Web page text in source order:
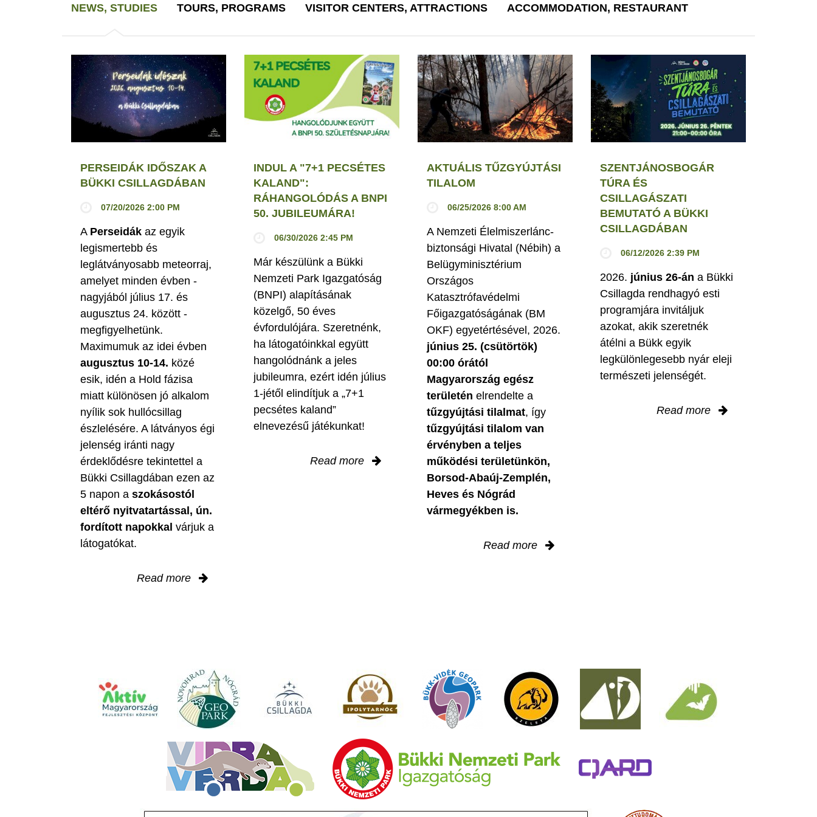
NEWS, STUDIES TOURS, PROGRAMS VISITOR CENTERS, ATTRACTIONS ACCOMMODATION, RESTAURANT
PERSEIDÁK IDŐSZAK A
BÜKKI CSILLAGDÁBAN
07/20/2026 2:00 PM
A Perseidák az egyik
legismertebb és
leglátványosabb meteorraj,
amelyet minden évben -
nagyjából július 17. és
augusztus 24. között -
megfigyelhetünk.
Maximumuk az idei évben
augusztus 10-14. közé
esik, idén a Hold fázisa
miatt különösen jó alkalom
nyílik sok hullócsillag
észlelésére. A látványos égi
jelenség iránti nagy
érdeklődésre tekintettel a
Bükki Csillagdában ezen az
5 napon a szokásostól
eltérő nyitvatartással, ún.
fordított napokkal várjuk a
látogatókat.
Read more
INDUL A "7+1 PECSÉTES
KALAND":
RÁHANGOLÓDÁS A BNPI
50. JUBILEUMÁRA!
06/30/2026 2:45 PM
Már készülünk a Bükki
Nemzeti Park Igazgatóság
(BNPI) alapításának
közelgő, 50 éves
évfordulójára. Szeretnénk,
ha látogatóinkkal együtt
hangolódnánk a jeles
jubileumra, ezért idén július
1-jétől elindítjuk a „7+1
pecsétes kaland”
elnevezésű játékunkat!
Read more
AKTUÁLIS TŰZGYÚJTÁSI
TILALOM
06/25/2026 8:00 AM
A Nemzeti Élelmiszerlánc-
biztonsági Hivatal (Nébih) a
Belügyminisztérium
Országos
Katasztrófavédelmi
Főigazgatóságának (BM
OKF) egyetértésével, 2026.
június 25. (csütörtök)
00:00 órától
Magyarország egész
területén elrendelte a
tűzgyújtási tilalmat, így
tűzgyújtási tilalom van
érvényben a teljes
működési területünkön,
Borsod-Abaúj-Zemplén,
Heves és Nógrád
vármegyékben is.
Read more
SZENTJÁNOSBOGÁR
TÚRA ÉS
CSILLAGÁSZATI
BEMUTATÓ A BÜKKI
CSILLAGDÁBAN
06/12/2026 2:39 PM
2026. június 26-án a Bükki
Csillagda rendhagyó esti
programjára invitáljuk
azokat, akik szeretnék
átélni a Bükk egyik
legkülönlegesebb nyár eleji
természeti jelenségét.
Read more